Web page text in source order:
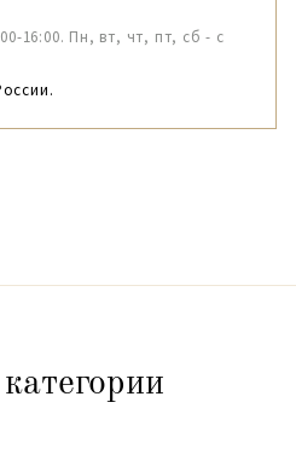
16:00. Пн, вт, чт, пт, сб - с